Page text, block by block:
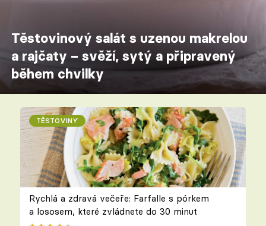
Těstovinový salát s uzenou makrelou
a rajčaty – svěží, sytý a připravený
během chvilky
TĚSTOVINY
Rychlá a zdravá večeře: Farfalle s pórkem
a lososem, které zvládnete do 30 minut